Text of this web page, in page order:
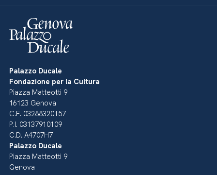
Palazzo Ducale
Fondazione per la Cultura
Piazza Matteotti 9
16123 Genova
C.F. 03288320157
P.I. 03137910109
C.D. A4707H7
Palazzo Ducale
Piazza Matteotti 9
Genova